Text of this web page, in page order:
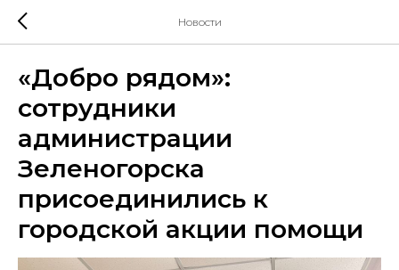
Новости
«Добро рядом»:
сотрудники
администрации
Зеленогорска
присоединились к
городской акции помощи